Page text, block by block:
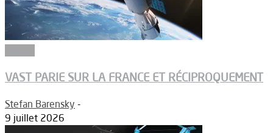
VAST PARIE SUR LA FRANCE ET RÉCIPROQUEMENT
Stefan Barensky -
9 juillet 2026